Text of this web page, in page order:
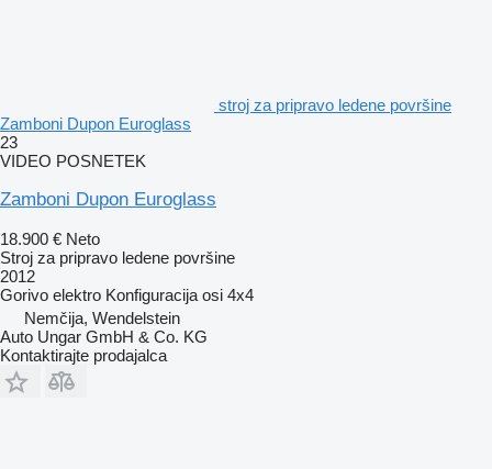
stroj za pripravo ledene površine
Zamboni Dupon Euroglass
23
VIDEO POSNETEK
Zamboni Dupon Euroglass
18.900 € Neto
Stroj za pripravo ledene površine
2012
Gorivo elektro Konfiguracija osi 4x4
Nemčija, Wendelstein
Auto Ungar GmbH & Co. KG
Kontaktirajte prodajalca